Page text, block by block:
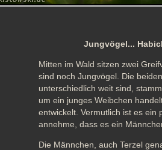
Jungvögel...
Mitten im Wald sitzen zwei
sind noch Jungvögel. Die
unterschiedlich weit sind,
um ein junges Weibchen
entwickelt. Vermutlich ist es ein
annehme, dass es ein
Die Männchen, auch Terzel